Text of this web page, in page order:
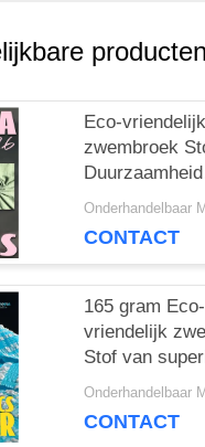
producten
Eco-vriendelijk
zwembroek
Duurzaamheid
CONTACT
165 gram Eco-
vriendelijk
Stof van
kwaliteit Luxe
CONTACT